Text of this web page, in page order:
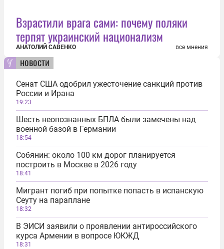
Взрастили врага сами: почему поляки
терпят украинский национализм
АНАТОЛИЙ САВЕНКО все мнения
новости
Сенат США одобрил ужесточение санкций против
России и Ирана
19:23
Шесть неопознанных БПЛА были замечены над
военной базой в Германии
18:54
Собянин: около 100 км дорог планируется
построить в Москве в 2026 году
18:41
Мигрант погиб при попытке попасть в испанскую
Сеуту на параплане
18:32
В ЭИСИ заявили о проявлении антироссийского
курса Армении в вопросе ЮКЖД
18:31